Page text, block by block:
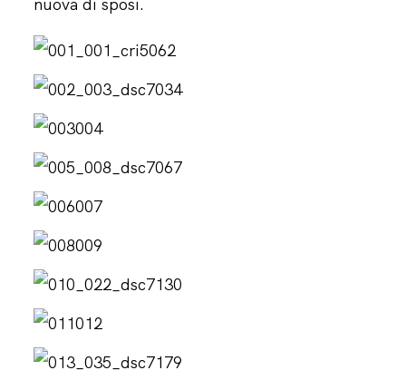
nuova di sposi.